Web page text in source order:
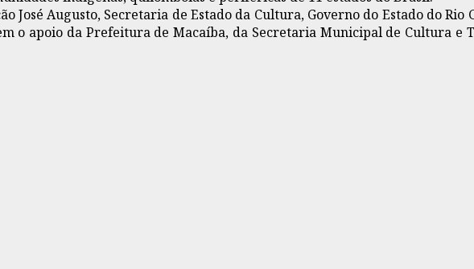
José Augusto, Secretaria de Estado da Cultura, Governo do Estado do
o apoio da Prefeitura de Macaíba, da Secretaria Municipal de Cultura